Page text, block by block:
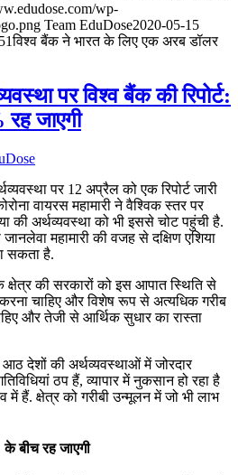
31 जुलाई 2026
27 जुलाई 2026
24 जुलाई 2026
21 जुलाई 2026
18 जुलाई 2026
wp-
Team EduDose2020-05-15
विश्‍व बैंक ने भारत के लिए एक अरब डॉलर
पर विश्व बैंक की रिपोर्ट:
जाएगी
पर 12 अप्रैल को एक रिपोर्ट जारी
वायरस महामारी ने वैश्विक स्तर पर
की अर्थव्यवस्था को भी इससे चोट पहुंची है.
महामारी की वजह से दक्षिण एशिया
सकता है.
की सरकारों को इस आपात स्थिति से
चाहिए और विशेष रूप से अत्यधिक गरीब
और तेजी से आर्थिक सुधार का रास्ता
आठ देशों की अर्थव्यवस्थाओं में जोरदार
ठप हैं, व्यापार में नुकसान हो रहा है
में हैं. क्षेत्र को गरीबी उन्मूलन में जो भी लाभ
बीच रह जाएगी